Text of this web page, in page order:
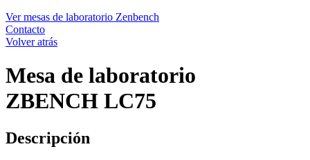
Ver mesas de laboratorio Zenbench
Contacto
Volver atrás
Mesa de laboratorio
ZBENCH LC75
Descripción